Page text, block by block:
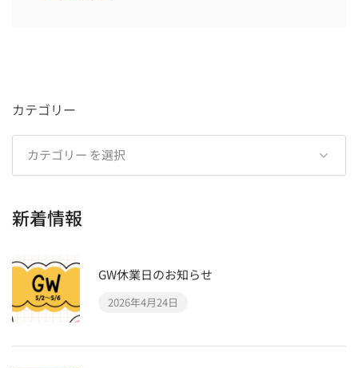
カテゴリー
新着情報
GW休業日のお知らせ
2026年4月24日